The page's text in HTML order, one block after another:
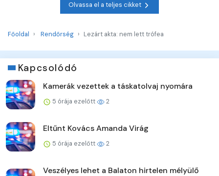
Olvassa el a teljes cikket
Főoldal Rendőrség Lezárt akta: nem lett trófea
Kapcsolódó
Kamerák vezettek a táskatolvaj nyomára
5 órája ezelőtt 2
Eltűnt Kovács Amanda Virág
5 órája ezelőtt 2
Veszélyes lehet a Balaton hirtelen mélyülő